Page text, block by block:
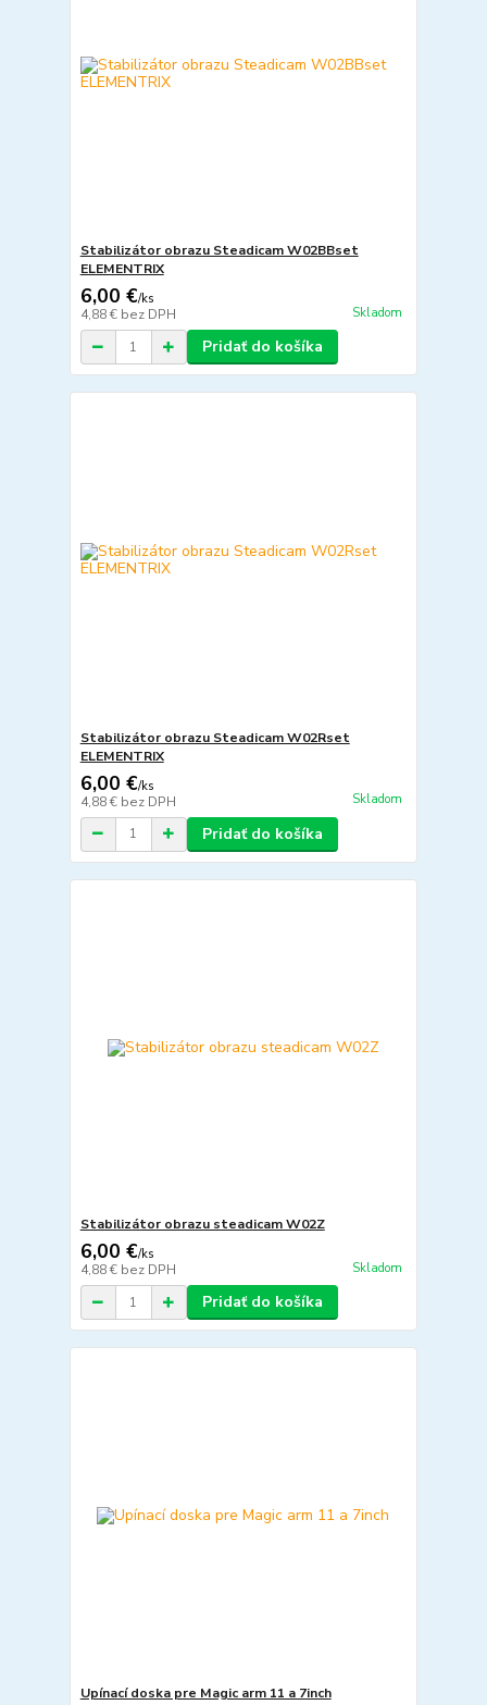
Stabilizátor obrazu Steadicam W02BBset
ELEMENTRIX
6,00 €/ks
4,88 € bez DPH Skladom
Pridať do košíka
Stabilizátor obrazu Steadicam W02Rset
ELEMENTRIX
6,00 €/ks
4,88 € bez DPH Skladom
Pridať do košíka
Stabilizátor obrazu steadicam W02Z
6,00 €/ks
4,88 € bez DPH Skladom
Pridať do košíka
Upínací doska pre Magic arm 11 a 7inch